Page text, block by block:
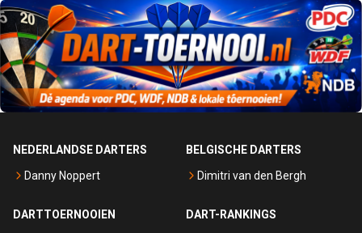
NEDERLANDSE DARTERS
Danny Noppert
BELGISCHE DARTERS
Dimitri van den Bergh
DARTTOERNOOIEN
DART-RANKINGS